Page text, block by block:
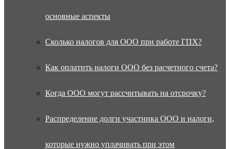
основные аспекты
Сколько налогов для ООО при работе ГПХ?
Как оплатить налоги ООО без расчетного счета?
Когда ООО могут рассчитывать на отсрочку?
Распределение долги участника ООО и налоги,
которые нужно уплачивать при этом